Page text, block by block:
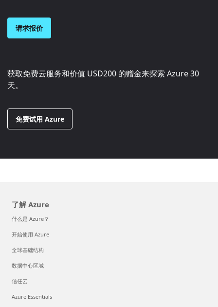
请求报价
获取免费云服务和价值 USD200 的赠金来探索 Azure 30
天。
免费试用 Azure
了解 Azure
什么是 Azure？
开始使用 Azure
全球基础结构
数据中心区域
信任云
Azure Essentials